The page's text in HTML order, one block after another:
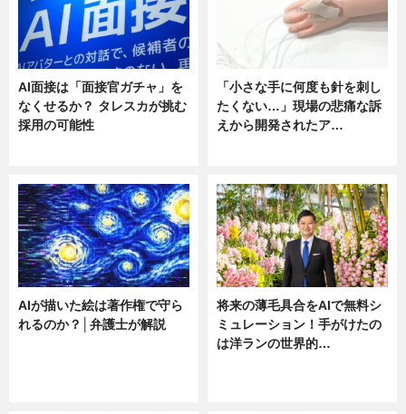
AI面接は「面接官ガチャ」を
なくせるか？ タレスカが挑む
採用の可能性
「小さな手に何度も針を刺し
たくない…」現場の悲痛な訴
えから開発されたア…
AIが描いた絵は著作権で守ら
れるのか？│弁護士が解説
将来の薄毛具合をAIで無料シ
ミュレーション！手がけたの
は洋ランの世界的…